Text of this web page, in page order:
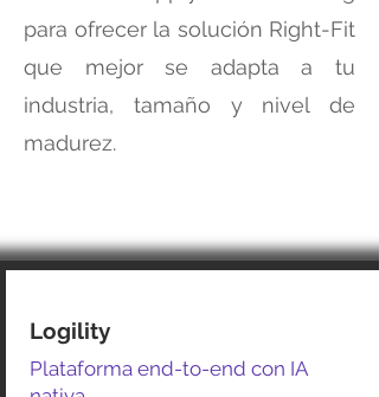
para ofrecer la solución Right-Fit
que mejor se adapta a tu
industria, tamaño y nivel de
madurez.
Logility
Plataforma end-to-end con IA